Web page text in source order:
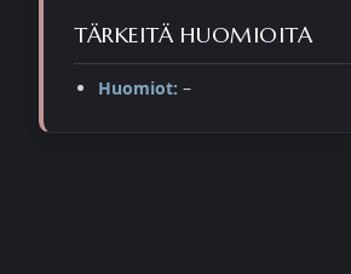
TÄRKEITÄ HUOMIOITA
Huomiot: –